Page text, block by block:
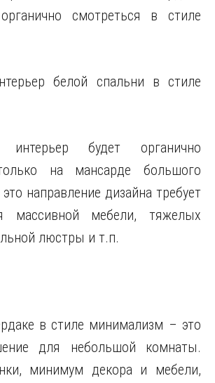
смотреться в стиле
белой спальни в стиле
интерьер будет органично
на мансарде большого
направление дизайна требует
массивной мебели, тяжелых
люстры и т.п.
в стиле минимализм – это
для небольшой комнаты.
минимум декора и мебели,